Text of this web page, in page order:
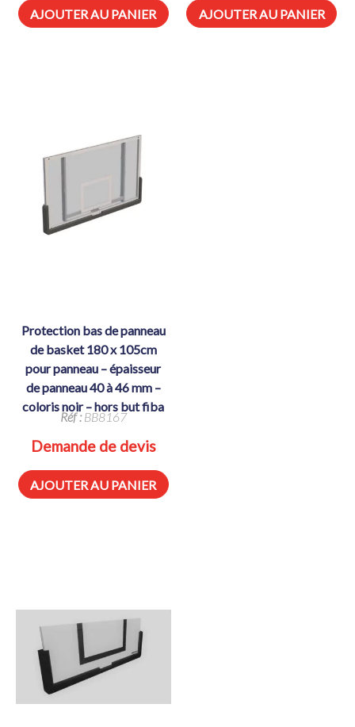
AJOUTER AU PANIER AJOUTER AU PANIER
protection bas de panneau
de basket 180 x 105cm
pour panneau – épaisseur
de panneau 40 à 46 mm –
coloris noir – hors but fiba
Réf :BB8167
Demande de devis
AJOUTER AU PANIER